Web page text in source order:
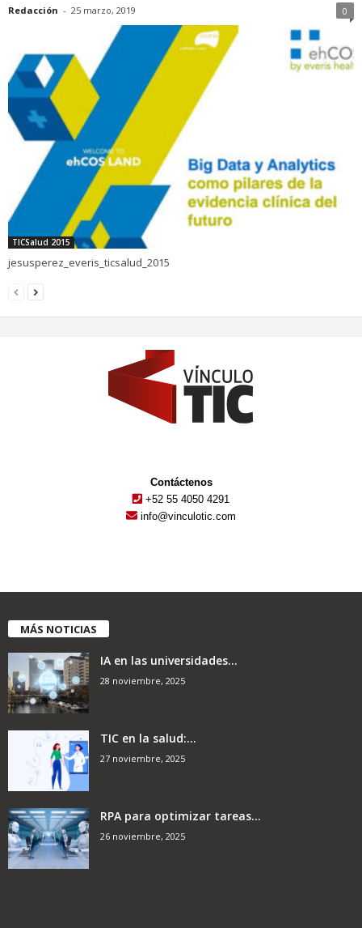
Redacción - 25 marzo, 2019 0
TICSalud 2015
jesusperez_everis_ticsalud_2015
Contáctenos
+52 55 4050 4291
info@vinculotic.com
MÁS NOTICIAS
IA en las universidades...
28 noviembre, 2025
TIC en la salud:...
27 noviembre, 2025
RPA para optimizar tareas...
26 noviembre, 2025